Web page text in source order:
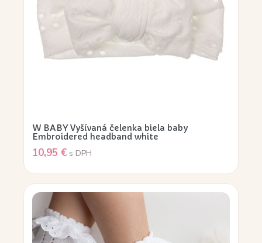
W BABY Vyšívaná čelenka biela baby
Embroidered headband white
10,95 € s DPH